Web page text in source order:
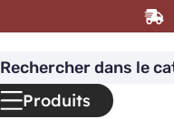
Produits